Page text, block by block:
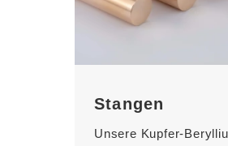
Stangen
Unsere Kupfer-